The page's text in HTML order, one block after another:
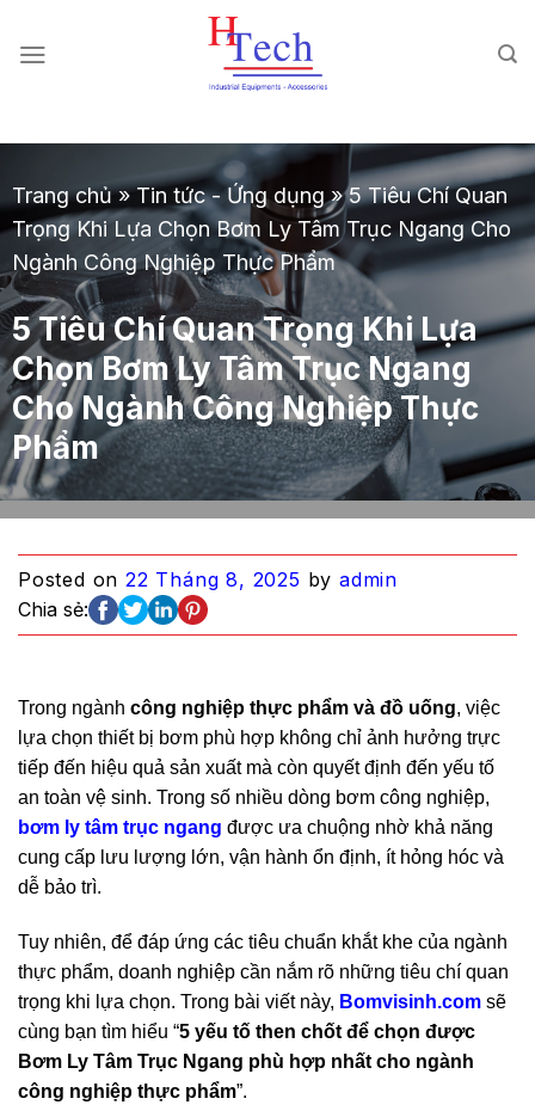
đến
Trang chủ»Tin tức - Ứng dụng»5 Tiêu Chí Quan
Trọng Khi Lựa Chọn Bơm Ly Tâm Trục Ngang Cho
Ngành Công Nghiệp Thực Phẩm
5 Tiêu Chí Quan Trọng Khi Lựa
Chọn Bơm Ly Tâm Trục Ngang
Cho Ngành Công Nghiệp Thực
Phẩm
Posted on22 Tháng 8, 2025 byadmin
Chia sẻ:
Trong ngành công nghiệp thực phẩm và đồ uống, việc
lựa chọn thiết bị bơm phù hợp không chỉ ảnh hưởng trực
tiếp đến hiệu quả sản xuất mà còn quyết định đến yếu tố
an toàn vệ sinh. Trong số nhiều dòng bơm công nghiệp,
bơm ly tâm trục ngang được ưa chuộng nhờ khả năng
cung cấp lưu lượng lớn, vận hành ổn định, ít hỏng hóc và
dễ bảo trì.
Tuy nhiên, để đáp ứng các tiêu chuẩn khắt khe của ngành
thực phẩm, doanh nghiệp cần nắm rõ những tiêu chí quan
trọng khi lựa chọn. Trong bài viết này, Bomvisinh.com sẽ
cùng bạn tìm hiểu “5 yếu tố then chốt để chọn được
Bơm Ly Tâm Trục Ngang phù hợp nhất cho ngành
công nghiệp thực phẩm”.